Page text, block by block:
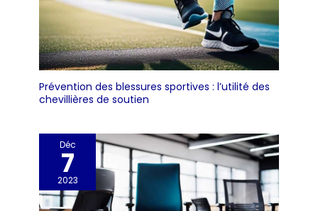
Prévention des blessures sportives : l’utilité des
chevillières de soutien
Déc
7
2023